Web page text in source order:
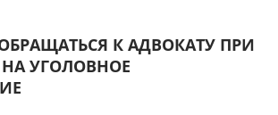
К АДВОКАТУ ПРИ
УГОЛОВНОЕ